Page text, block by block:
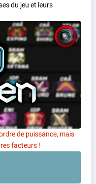
du jeu et leurs
de puissance, mais
facteurs !